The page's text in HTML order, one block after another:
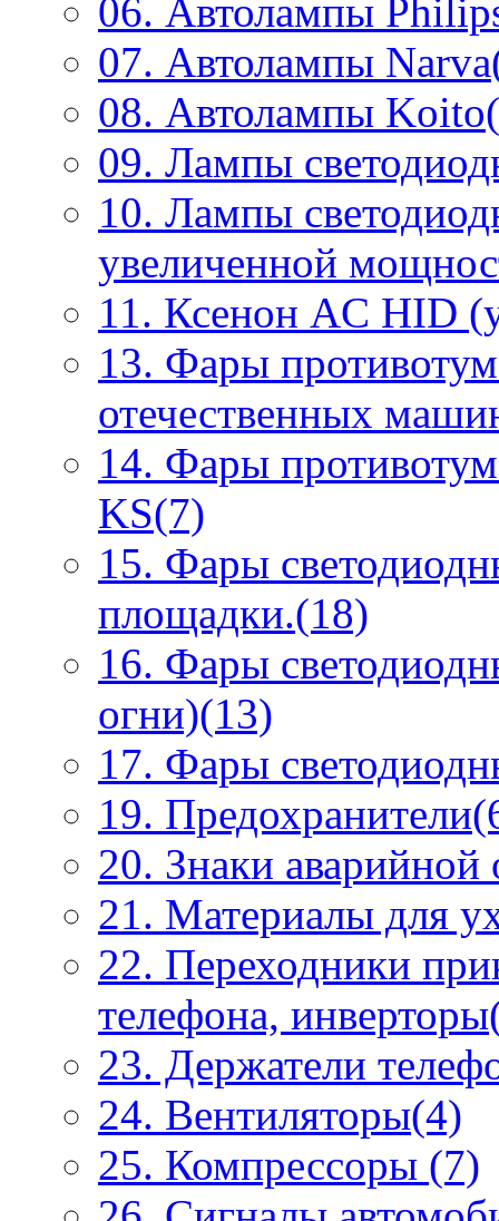
06. Автолампы
07. Автолампы
08. Автолампы
09. Лампы
10. Лампы
увеличенной
11. Ксенон AC HID
13. Фары
отечественных
14. Фары
KS(7)
15. Фары
площадки.(18)
16. Фары
огни)(13)
17. Фары
19.
20. Знаки
21. Материалы для
22. Переходники
телефона,
23. Держатели
24. Вентиляторы(4)
25. Компрессоры (7)